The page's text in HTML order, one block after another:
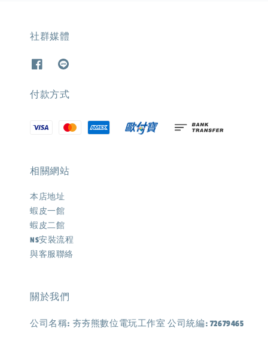
社群媒體
付款方式
相關網站
本店地址
蝦皮一館
蝦皮二館
NS安裝流程
與客服聯絡
關於我們
公司名稱: 夯夯熊數位電玩工作室 公司統編: 72679465